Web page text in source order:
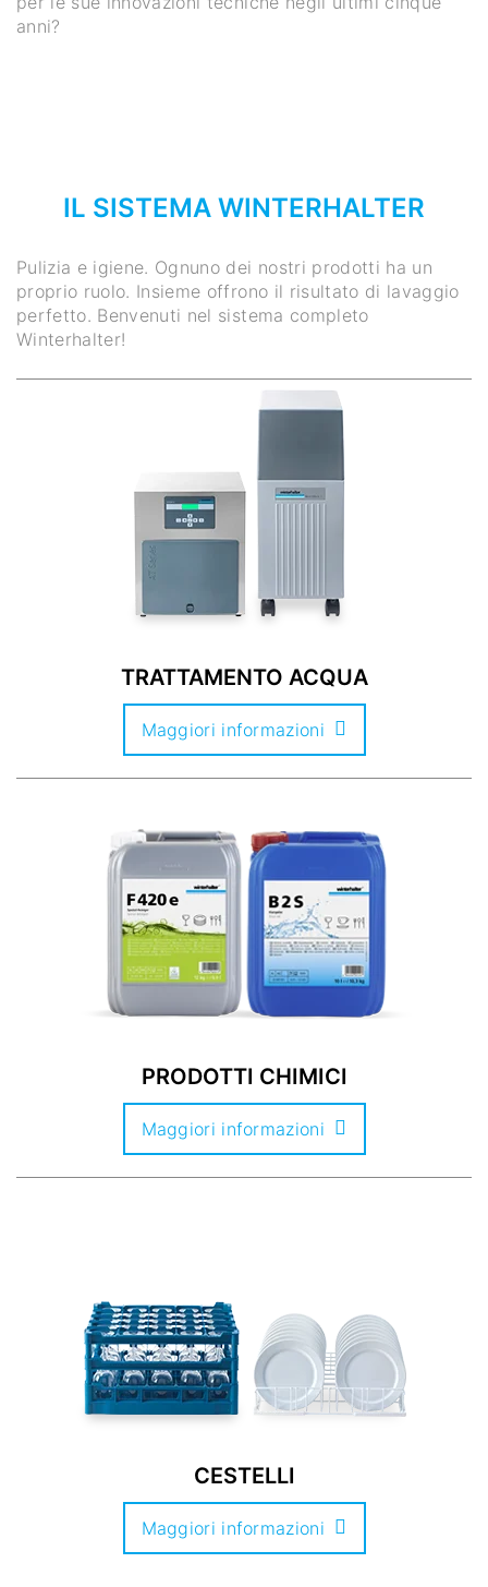
anni?
IL SISTEMA WINTERHALTER
Pulizia e igiene. Ognuno dei nostri prodotti ha un
proprio ruolo. Insieme offrono il risultato di lavaggio
perfetto. Benvenuti nel sistema completo
Winterhalter!
TRATTAMENTO ACQUA
Maggiori informazioni
PRODOTTI CHIMICI
Maggiori informazioni
CESTELLI
Maggiori informazioni